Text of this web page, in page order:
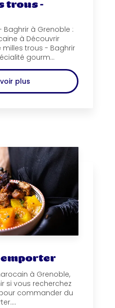
trous -
à Grenoble :
à Découvrir
milles trous - Baghrir
gourm...
plus
emporter
à Grenoble,
si vous recherchez
commander du